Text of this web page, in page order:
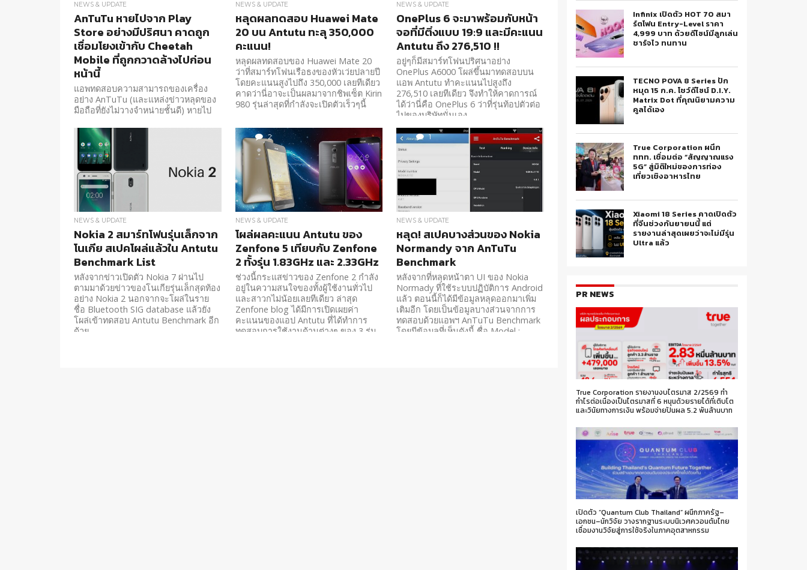
NEWS & UPDATE
AnTuTu หายไปจาก Play
Store อย่างมีปริศนา คาดถูก
เชื่อมโยงเข้ากับ Cheetah
Mobile ที่ถูกกวาดล้างไปก่อน
หน้านี้
แอพทดสอบความสามารถของเครื่อง
อย่าง AnTuTu (และแหล่งข่าวหลุดของ
มือถือที่ยังไม่วางจำหน่ายชั้นดี) หายไป
NEWS & UPDATE
หลุดผลทดสอบ Huawei Mate
20 บน Antutu ทะลุ 350,000
คะแนน!
หลุดผลทดสอบของ Huawei Mate 20
ว่าที่สมาร์ทโฟนเรือธงของหัวเว่ยปลายปี
โดยคะแนนสูงไปถึง 350,000 เลยทีเดียว
คาดว่านี่อาจะเป็นผลมาจากชิพเซ็ต Kirin
980 รุ่นล่าสุดที่กำลังจะเปิดตัวเร็วๆนี้
NEWS & UPDATE
OnePlus 6 จะมาพร้อมกับหน้า
จอที่มีติ่งแบบ 19:9 และมีคะแนน
Antutu ถึง 276,510 !!
อยู่ๆก็มีสมาร์ทโฟนปริศนาอย่าง
OnePlus A6000 โผล่ขึ้นมาทดสอบบน
แอพ Antutu ทำคะแนนไปสูงถึง
276,510 เลยทีเดียว จึงทำให้คาดการณ์
ได้ว่านี่คือ OnePlus 6 ว่าที่รุ่นท้อปตัวต่อ
ไปของบริษัทนั่นเอง
NEWS & UPDATE
Nokia 2 สมาร์ทโฟนรุ่นเล็กจาก
โนเกีย สเปคโผล่แล้วใน Antutu
Benchmark List
หลังจากข่าวเปิดตัว Nokia 7 ผ่านไป
ตามมาด้วยข่าวของโนเกียรุ่นเล็กสุดท้อง
อย่าง Nokia 2 นอกจากจะโผล่ในราย
ชื่อ Bluetooth SIG database แล้วยัง
โผล่เข้าทดสอบ Antutu Benchmark อีก
ด้วย
2
NEWS & UPDATE
โผล่ผลคะแนน Antutu ของ
Zenfone 5 เทียบกับ Zenfone
2 ทั้งรุ่น 1.83GHz และ 2.33GHz
ช่วงนี้กระแสข่าวของ Zenfone 2 กำลัง
อยู่ในความสนใจของทั้งผู้ใช้งานทั่วไป
และสาวกไม่น้อยเลยทีเดียว ล่าสุด
Zenfone blog ได้มีการเปิดเผยค่า
คะแนนของแอป Antutu ที่ได้ทำการ
ทดสอบการใช้งานด้านต่างๆ ของ 3 รุ่น
1
NEWS & UPDATE
หลุด! สเปคบางส่วนของ Nokia
Normandy จาก AnTuTu
Benchmark
หลังจากที่หลุดหน้าตา UI ของ Nokia
Normady ที่ใช้ระบบปฏิบัติการ Android
แล้ว ตอนนี้ก็ได้มีข้อมูลหลุดออกมาเพิ่ม
เติมอีก โดยเป็นข้อมูลบางส่วนจากการ
ทดสอบด้วยแอพฯ AnTuTu Benchmark
โดยมีข้อมูลที่เห็นดังนี้ ชื่อ Model :
Infinix เปิดตัว HOT 70 สมา
ร์ตโฟน Entry-Level ราคา
4,999 บาท ด้วยดีไซน์มีลูกเล่น
ชาร์จไว ทนทาน
TECNO POVA 8 Series ปัก
หมุด 15 ก.ค. โชว์ดีไซน์ D.I.Y.
Matrix Dot ที่คุณนิยามความ
คูลได้เอง
True Corporation ผนึก
ททท. เชื่อมต่อ “สัญญาณแรง
5G” สู่มิติใหม่ของการท่อง
เที่ยวเชิงอาหารไทย
Xiaomi 18 Series คาดเปิดตัว
ที่จีนช่วงกันยายนนี้ แต่
รายงานล่าสุดเผยว่าจะไม่มีรุ่น
Ultra แล้ว
PR NEWS
True Corporation รายงานงบไตรมาส 2/2569 ทำ
กำไรต่อเนื่องเป็นไตรมาสที่ 6 หนุนด้วยรายได้ที่เติบโต
และวินัยทางการเงิน พร้อมจ่ายปันผล 5.2 พันล้านบาท
เปิดตัว “Quantum Club Thailand” ผนึกภาครัฐ–
เอกชน–นักวิจัย วางรากฐานระบบนิเวศควอนตัมไทย
เชื่อมงานวิจัยสู่การใช้จริงในภาคอุตสาหกรรม